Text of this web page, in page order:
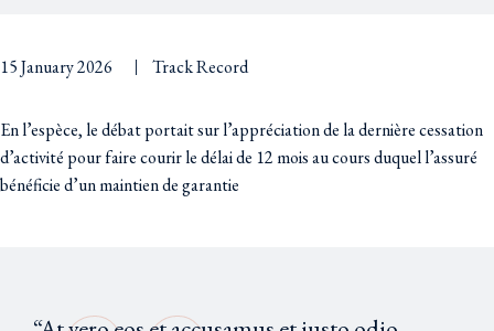
15 January 2026 Track Record
En l’espèce, le débat portait sur l’appréciation de la dernière cessation
d’activité pour faire courir le délai de 12 mois au cours duquel l’assuré
bénéficie d’un maintien de garantie